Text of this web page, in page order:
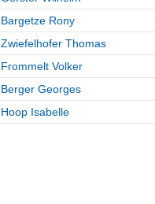
Bargetze Rony
Zwiefelhofer Thomas
Frommelt Volker
Berger Georges
Hoop Isabelle